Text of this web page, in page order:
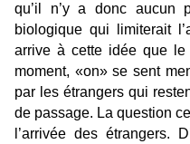
qu’il n’y a donc aucun
biologique qui limiterait
arrive à cette idée que
moment, «on» se sent
par les étrangers qui
de passage. La question
l’arrivée des étrangers.